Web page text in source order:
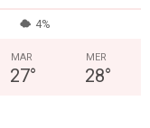
4%
MAR
27°
MER
28°